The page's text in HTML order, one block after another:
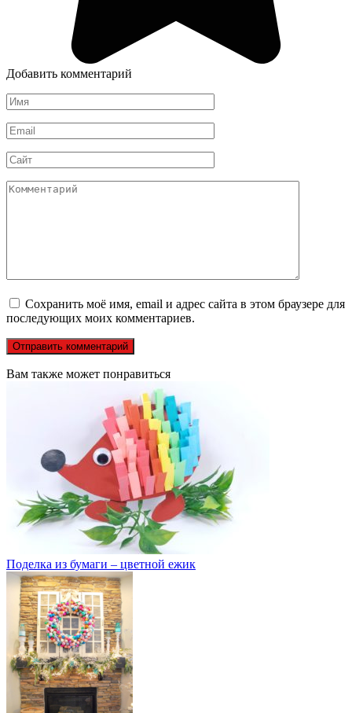
Добавить комментарий
Имя
*
Email
*
Сайт
Комментарий
Сохранить моё имя, email и адрес сайта в этом браузере для
последующих моих комментариев.
Вам также может понравиться
Поделка из бумаги – цветной ежик